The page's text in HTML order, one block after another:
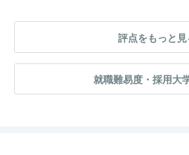
評点をもっと見
就職難易度・採用大